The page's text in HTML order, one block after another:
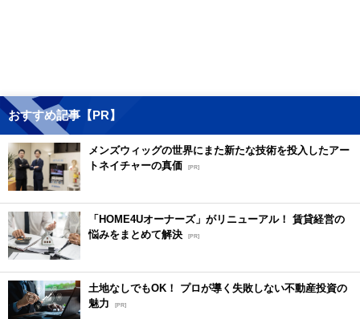
おすすめ記事【PR】
メンズウィッグの世界にまた新たな技術を投入したアー
トネイチャーの真価 [PR]
「HOME4Uオーナーズ」がリニューアル！ 賃貸経営の
悩みをまとめて解決 [PR]
土地なしでもOK！ プロが導く失敗しない不動産投資の
魅力
[PR]